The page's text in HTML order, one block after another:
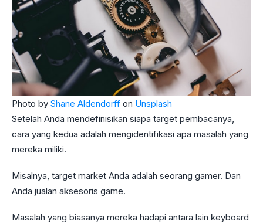
Photo by Shane Aldendorff on Unsplash
Setelah Anda mendefinisikan siapa target pembacanya,
cara yang kedua adalah mengidentifikasi apa masalah yang
mereka miliki.
Misalnya, target market Anda adalah seorang gamer. Dan
Anda jualan aksesoris game.
Masalah yang biasanya mereka hadapi antara lain keyboard